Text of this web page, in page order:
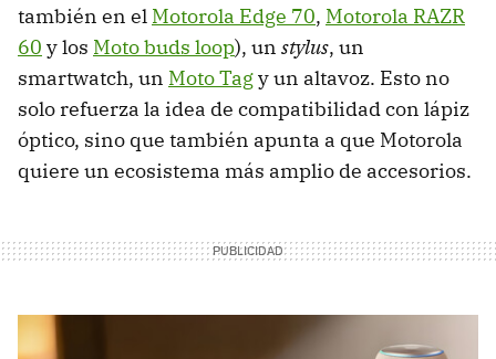
también en el Motorola Edge 70, Motorola RAZR
60 y los Moto buds loop), un stylus, un
smartwatch, un Moto Tagy un altavoz. Esto no
solo refuerza la idea de compatibilidad con lápiz
óptico, sino que también apunta a que Motorola
quiere un ecosistema más amplio de accesorios.